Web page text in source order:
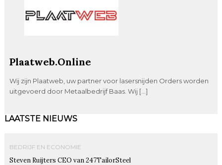
Plaatweb.Online
Wij zijn Plaatweb, uw partner voor lasersnijden Orders worden
uitgevoerd door Metaalbedrijf Baas. Wij […]
LAATSTE NIEUWS
BEDRIJF EN ECONOMIE
Steven Ruijters CEO van 247TailorSteel